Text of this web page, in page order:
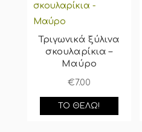
Τριγωνικά ξύλινα
σκουλαρίκια –
Μαύρο
€7.00
ΤΟ ΘΈΛΩ!